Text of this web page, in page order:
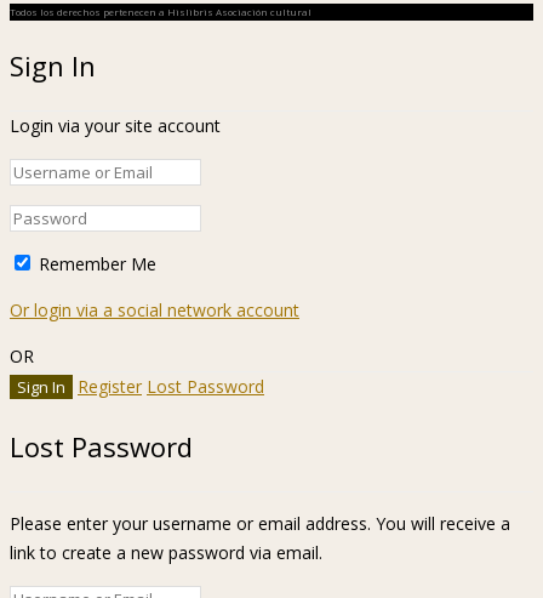
Todos los derechos pertenecen a Hislibris Asociación cultural
Sign In
Login via your site account
Remember Me
Or login via a social network account
OR
Register Lost Password
Lost Password
Please enter your username or email address. You will receive a
link to create a new password via email.